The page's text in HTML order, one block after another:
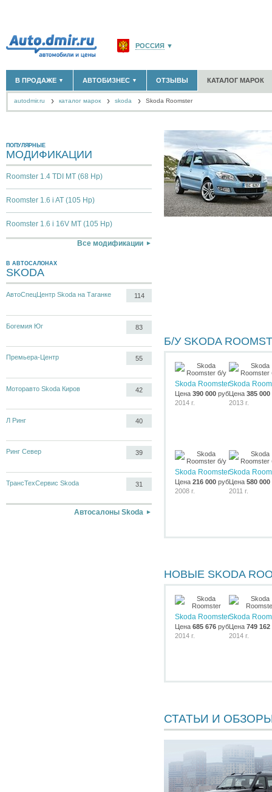
РОССИЯ ▼
САНКТ-ПЕТЕРБУРГ И ОБЛАСТЬ(14304)
КРАСНОДАРСКИЙ КРАЙ
СЕВАСТОПОЛЬ
СПИСОК ВСЕХ РЕГИОНОВ
В ПРОДАЖЕ ▼
НОВЫЕ АВТОМОБИЛИ(30122)
АВТОБИЗНЕС ▼
ОФИЦИАЛЬНЫЕ ДИЛЕРЫ(1347)
ТАКСИ
ЗАПЧАСТИ(848)
ЗАПРАВКИ
АРЕНДА(190)
+ ДОБАВИТЬ КОМПАНИЮ
СПЕЦИАЛИСТЫ
ОТЗЫВЫ КАТАЛОГ МАРОК
autodmir.ru каталог марок skoda Skoda Roomster
ПОПУЛЯРНЫЕ
МОДИФИКАЦИИ
Roomster 1.4 TDI MT (68 Hp)
Roomster 1.6 i AT (105 Hp)
Roomster 1.6 i 16V MT (105 Hp)
Все модификации
В АВТОСАЛОНАХ
SKODA
АвтоСпецЦентр Skoda на Таганке 114
Богемия Юг 83
Премьера-Центр 55
Моторавто Skoda Киров 42
Л Ринг 40
Ринг Север 39
ТрансТехСервис Skoda 31
Автосалоны Skoda
Б/У SKODA
Skoda Roomster
Цена 390 000 руб.
2014 г.
Skoda
Цена 385 000
2013 г.
Skoda Roomster
Цена 216 000 руб.
2008 г.
Skoda
Цена 580 000
2011 г.
НОВЫЕ SKODA
Skoda Roomster
Цена 685 676 руб.
2014 г.
Skoda
Цена 749 162
2014 г.
СТАТЬИ И